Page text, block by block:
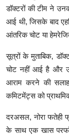
डॉक्टरों की टीम ने
आई थी, जिसके बाद
आंतरिक चोट या
सूत्रों के मुताबिक,
चोट नहीं आई है और
आराम करने की
कमिटमेंट्स को
दरअसल, नोरा फतेही
के साथ एक खास